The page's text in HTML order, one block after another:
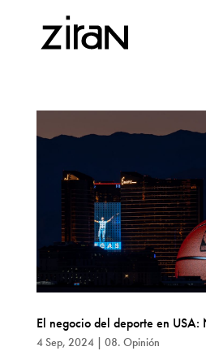
El negocio del deporte en USA:
4 Sep, 2024| 08. Opinión